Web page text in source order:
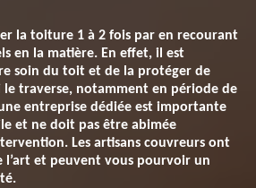
la toiture 1 à 2 fois par en recourant
en la matière. En effet, il est
soin du toit et de la protéger de
le traverse, notamment en période de
entreprise dédiée est importante
et ne doit pas être abimée
Les artisans couvreurs ont
l’art et peuvent vous pourvoir un